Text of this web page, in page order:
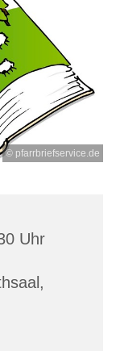
© pfarrbriefservice.de
Uhr